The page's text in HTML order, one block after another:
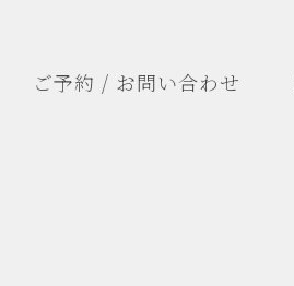
ご予約 / お問い合わせ